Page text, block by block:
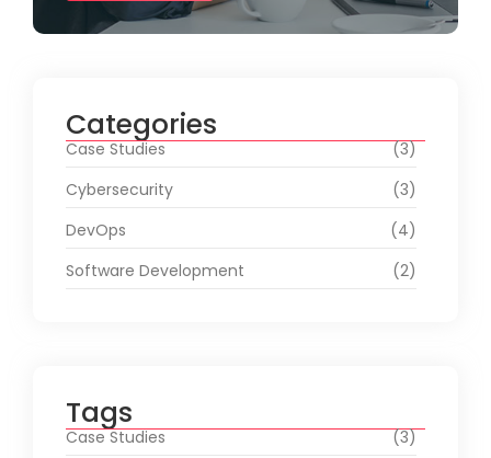
Categories
Case Studies
(3)
Cybersecurity
(3)
DevOps
(4)
Software Development
(2)
Tags
Case Studies
(3)